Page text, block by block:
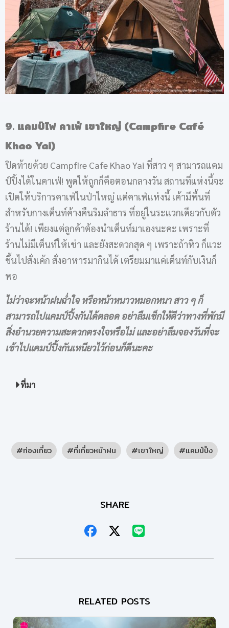
9. แคมป์ไฟ คาเฟ่ เขาใหญ่ (Campfire Café
Khao Yai)
ปิดท้ายด้วย Campfire Cafe Khao Yai ที่สาว ๆ สามารถแคม
ป์ปิ้งได้ในคาเฟ่! พูดให้ถูกก็คือตอนกลางวัน สถานที่แห่งนี้จะ
เปิดให้บริการคาเฟ่ในป่าใหญ่ แต่คาเฟ่แห่งนี้ เค้ามีพื้นที่
สำหรับกางเต็นท์ค้างคืนริมลำธาร ที่อยู่ในระแวกเดียวกับตัว
ร้านได้! เพียงแต่ลูกค้าต้องนำเต็นท์มาเองนะคะ เพราะที่
ร้านไม่มีเต็นท์ให้เช่า และยังสะดวกสุด ๆ เพราะถ้าหิว ก็แวะ
ขึ้นไปสั่งเค้ก สั่งอาหารมากินได้ เตรียมมาแค่เต็นท์กับเงินก็
พอ
ไม่ว่าจะหน้าฝนฉ่ำใจ หรือหน้าหนาวหมอกหนา สาว ๆ ก็
สามารถไปแคมป์ปิ้งกันได้ตลอด อย่าลืมเช็กให้ดีว่าทางที่พักมี
สิ่งอำนวยความสะดวกตรงใจหรือไม่ และอย่าลืมจองวันที่จะ
เข้าไปแคมป์ปิ้งกันเหนียวไว้ก่อนก็ดีนะคะ
ที่มา
ท่องเที่ยว ที่เที่ยวหน้าฝน เขาใหญ่ แคมป์ปิ้ง
SHARE
RELATED POSTS